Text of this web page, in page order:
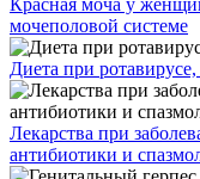
мочеполовой системе
Диета при
Лекарства при
антибиотики и